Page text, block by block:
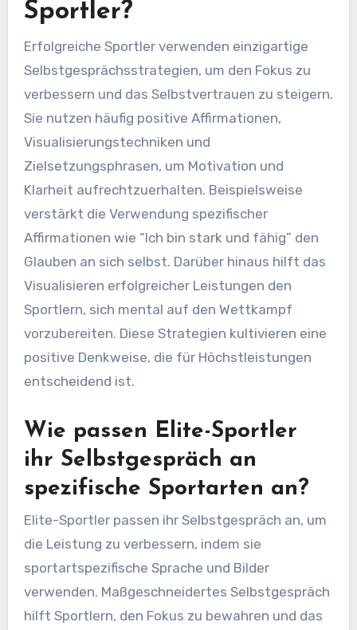
Sportler?
Erfolgreiche Sportler verwenden einzigartige
Selbstgesprächsstrategien, um den Fokus zu
verbessern und das Selbstvertrauen zu steigern.
Sie nutzen häufig positive Affirmationen,
Visualisierungstechniken und
Zielsetzungsphrasen, um Motivation und
Klarheit aufrechtzuerhalten. Beispielsweise
verstärkt die Verwendung spezifischer
Affirmationen wie “Ich bin stark und fähig” den
Glauben an sich selbst. Darüber hinaus hilft das
Visualisieren erfolgreicher Leistungen den
Sportlern, sich mental auf den Wettkampf
vorzubereiten. Diese Strategien kultivieren eine
positive Denkweise, die für Höchstleistungen
entscheidend ist.
Wie passen Elite-Sportler
ihr Selbstgespräch an
spezifische Sportarten an?
Elite-Sportler passen ihr Selbstgespräch an, um
die Leistung zu verbessern, indem sie
sportartspezifische Sprache und Bilder
verwenden. Maßgeschneidertes Selbstgespräch
hilft Sportlern, den Fokus zu bewahren und das